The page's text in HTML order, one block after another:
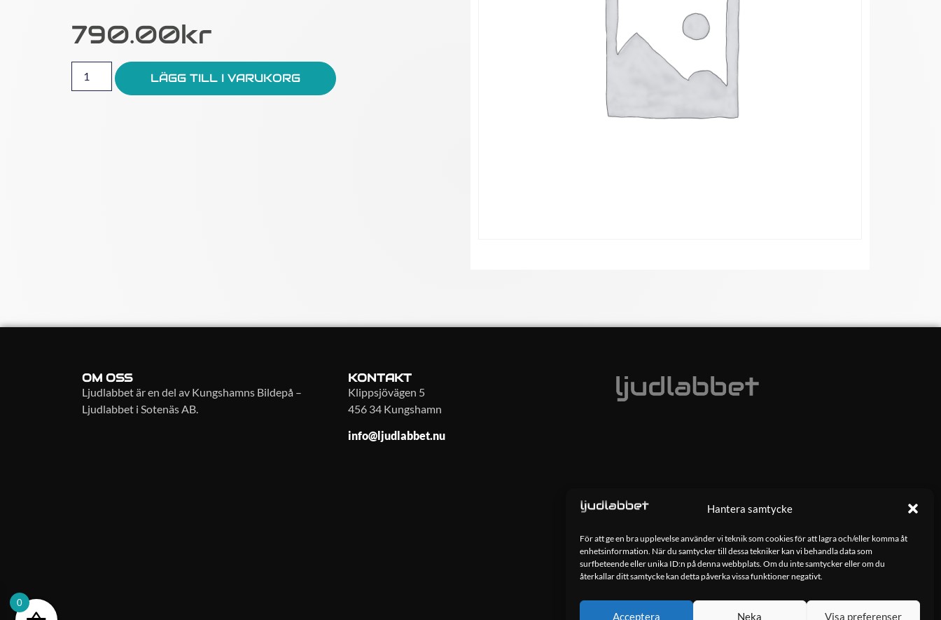
Hantera samtycke
För att ge en bra upplevelse använder vi teknik som cookies för att lagra och/eller komma åt
enhetsinformation. När du samtycker till dessa tekniker kan vi behandla data som
surfbeteende eller unika ID:n på denna webbplats. Om du inte samtycker eller om du
återkallar ditt samtycke kan detta påverka vissa funktioner negativt.
Acceptera Neka Visa preferenser
790.00Kr
LÄGG TILL I VARUKORG
OM OSS
Ljudlabbet är en del av Kungshamns Bildepå –
Ljudlabbet i Sotenäs AB.
KONTAKT
Klippsjövägen 5
456 34 Kungshamn
info@ljudlabbet.nu
0